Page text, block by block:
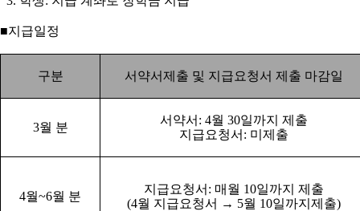
■지급일정
구분 서약서제출 및 지급요청서 제출 마감일
3월 분
서약서 : 4월 30일까지 제출
지급요청서 : 미제출
4월~6월 분
지급요청서 : 매월 10일까지 제출
(4월 지급요청서 → 5월 10일까지제출)